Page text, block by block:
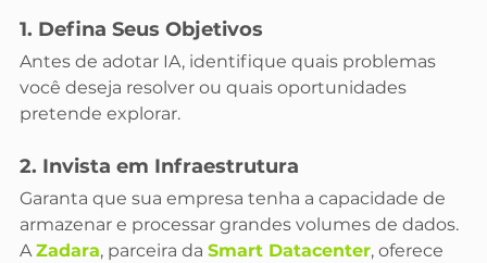
1. Defina Seus Objetivos
Antes de adotar IA, identifique quais problemas
você deseja resolver ou quais oportunidades
pretende explorar.
2. Invista em Infraestrutura
Garanta que sua empresa tenha a capacidade de
armazenar e processar grandes volumes de dados.
A Zadara, parceira da Smart Datacenter, oferece